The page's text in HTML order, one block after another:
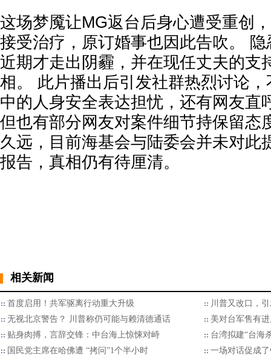
这场梦魇让MG返台后身心遭受重创
接受治疗，原订婚事也因此告吹。
近期才走出阴霾，并在现任丈夫的支
相。 此片播出后引发社群热烈讨论
中的人身安全表达担忧，还有网友直
但也有部分网友对案件细节持保留态
久远，目前海基会与陆委会并未对此
报告，真相仍有待厘清。
相关新闻
首度启用！共军驱离行动重大升级
川普又改口，
无视北京警告？ 川普称仍可能与赖清德通话
美对台军售有
贴身肉搏，言辞交锋：中台海上惊悚对峙
台湾拟建“台海
国民党主席在哈佛遭 “拷问”1个半小时
一场对话促成